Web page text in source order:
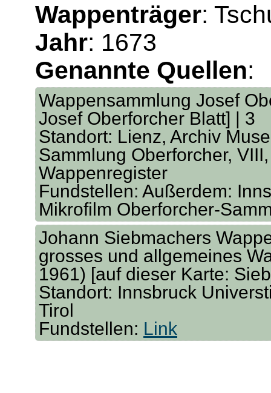
Wappenträger:
Jahr: 1673
Genannte Quellen:
Wappensammlung Josef
Josef Oberforcher Blatt] | 3
Standort: Lienz, Archiv
Sammlung Oberforcher,
Wappenregister
Fundstellen: Außerdem:
Mikrofilm Oberforcher-
Johann Siebmachers
grosses und allgemeines
1961) [auf dieser Karte:
Standort: Innsbruck
Tirol
Fundstellen: Link